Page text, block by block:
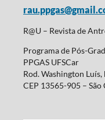
R@U – Revista de
Programa de Pós-
PPGAS UFSCar
Rod. Washington Luís,
CEP 13565-905 – São